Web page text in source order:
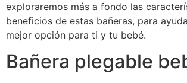
exploraremos más a fondo las
beneficios de estas bañeras, para
mejor opción para ti y tu bebé.
Bañera plegable